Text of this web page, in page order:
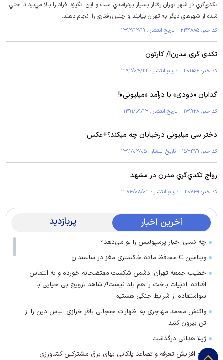
تكدي‌گري در شهر تهران رفتار بسيار پردرآمدي است و اين انگيزه افراد را بالا مي‌برد تا حتي
شده از شهرهاي ديگر به تهران بيايند و چنين رفتاري را انجام دهند.
کد خبر: ۲۳۴۸۸۵ تاریخ انتشار : ۱۳۹۲/۱۲/۱۹
تکدی گری مدرن!/ کارتون
کد خبر: ۲۰۱۱۵۶ تاریخ انتشار : ۱۳۹۲/۰۴/۲۲
گدایان «دودی» با درآمد «میلیونی»!
کد خبر: ۱۷۹۹۲۸ تاریخ انتشار : ۱۳۹۱/۰۹/۱۳
دختر سی میلیونی درخیابان چه میکند؟+عکس
کد خبر: ۱۵۳۴۷۹ تاریخ انتشار : ۱۳۹۱/۰۲/۰۵
رواج تکدي‌‏گري مدرن در مشهد
کد خبر: ۲۰۷۴۹ تاریخ انتشار : ۱۳۸۴/۰۸/۰۳
آخرین اخبار پربازدید
چه کسی اخبار پرسپولیس را لو می‌دهد؟
ویتامین C محافظ ماده خاکستری مغز در سالمندان
خطیب جمعه تهران: دشمن شکست مفتضحانه خورده و به التماس
افتاده؛ ادبیات باخت را هم بلد نیست!/ شاهد ترویج بی حیایی با
سواستفاده از شرایط جنگی هستیم
واکنش محمد مهاجری به اظهارات جنجالی باقر خرازی: لباس دین را از
تن بیرون کنید
ژیلا هدائی درگذشت
لغو افزایش تعرفه و تصاعد پلکانی بهای برق مشترکین کشاورزی